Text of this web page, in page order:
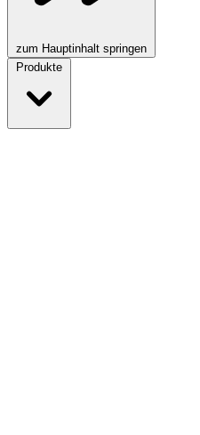
zum Hauptinhalt springen
Produkte